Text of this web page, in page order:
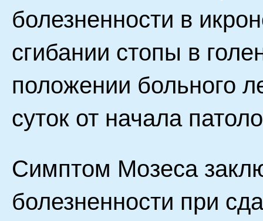
болезненности в
сгибании стопы в
положении больного
суток от начала
Симптом Мозеса
болезненности при